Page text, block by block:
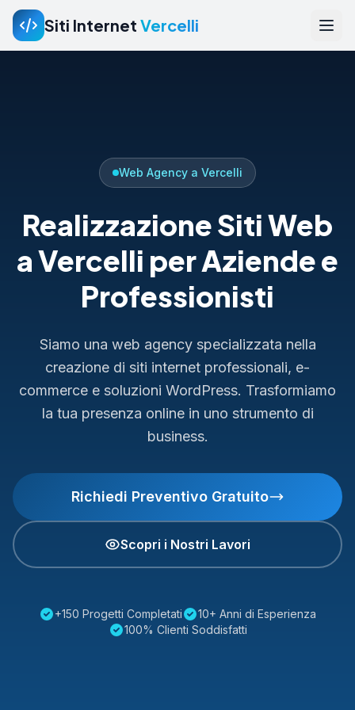
Siti Internet Vercelli
Web Agency a Vercelli
Realizzazione Siti Web
a Vercelli per Aziende e
Professionisti
Siamo una web agency specializzata nella
creazione di siti internet professionali, e-
commerce e soluzioni WordPress. Trasformiamo
la tua presenza online in uno strumento di
business.
Richiedi Preventivo Gratuito
Scopri i Nostri Lavori
+150 Progetti Completati
10+ Anni di Esperienza
100% Clienti Soddisfatti